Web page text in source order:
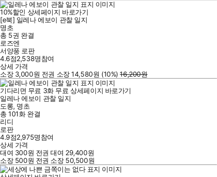
10%할인 상세페이지 바로가기
[e북] 일레나 에보이 관찰 일지
명초
총 5권 완결
로즈엔
서양풍 로판
4.6점2,538명참여
상세 가격
소장 3,000원 전권 소장14,580원 (10%) 16,200원
기다리면 무료 3화 무료 상세페이지 바로가기
일레나 에보이 관찰 일지
도롱, 명초
총 101화 완결
리디
로판
4.9점2,975명참여
상세 가격
대여 300원 전권 대여 29,400원
소장 500원 전권 소장 50,500원